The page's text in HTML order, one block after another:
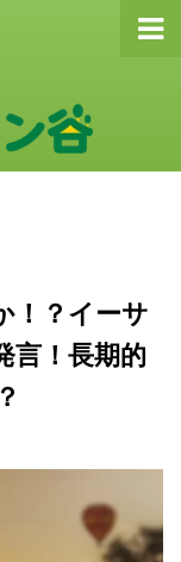
！？イーサ
言！長期的